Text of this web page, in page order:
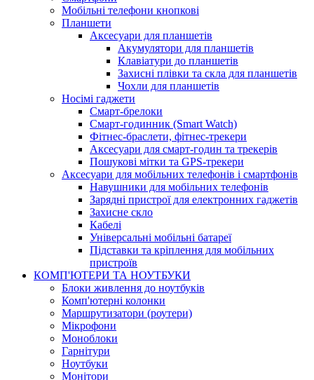
Мобільні телефони кнопкові
Планшети
Аксесуари для планшетів
Акумулятори для планшетів
Клавіатури до планшетів
Захисні плівки та скла для планшетів
Чохли для планшетів
Носімі гаджети
Смарт-брелоки
Смарт-годинник (Smart Watch)
Фітнес-браслети, фітнес-трекери
Аксесуари для смарт-годин та трекерів
Пошукові мітки та GPS-трекери
Аксесуари для мобільних телефонів і смартфонів
Навушники для мобільних телефонів
Зарядні пристрої для електронних гаджетів
Захисне скло
Кабелі
Універсальні мобільні батареї
Підставки та кріплення для мобільних
пристроїв
КОМП'ЮТЕРИ ТА НОУТБУКИ
Блоки живлення до ноутбуків
Комп'ютерні колонки
Маршрутизатори (роутери)
Мікрофони
Моноблоки
Гарнітури
Ноутбуки
Монітори